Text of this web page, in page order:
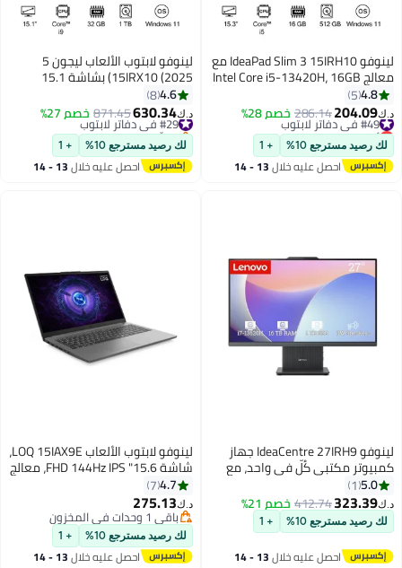
لينوفو IdeaPad Slim 3 15IRH10 مع
معالج Intel Core i5-13420H، 16GB
UHD المدمجة، شاشة 15.3"
WUXGA 60Hz، ويندوز 11
[83K100GDAX]
4.8
5
د.ك‏204.09
286.14خصم 28% #49 في دفاتر لابتوب
أقل سعر في 30 يوم
#49 في دفاتر لابتوب
لك رصيد مسترجع 10% + 1
احصل عليه خلال 13 - 14
لينوفو لابتوب الألعاب ليجون 5
15IRX10 (2025) بشاشة 15.1
14900HX/32 جيجابايت رام/1
جيجابايت NVIDIA GeForce RTX
5070/ويندوز 11
4.6
8
د.ك‏630.34
871.45خصم 27% #29 في دفاتر لابتوب
بتخلّص بسرعة
#29 في دفاتر لابتوب
لك رصيد مسترجع 10% + 1
احصل عليه خلال 13 - 14
لينوفو IdeaCentre 27IRH9 جهاز
كمبيوتر مكتبي كُلّ في واحد، مع
معالج Intel Core i7-13620H من
الجيل الثالث عشر، رسومات Intel®
UHD، 16GB ذاكرة DDR5، 1TB SSD
M.2، شاشة 27 بوصة FHD، مكبر
صوت 3Wx2، ويندوز 11 برو
5.0
1
د.ك‏323.39
412.74خصم 21%
لك رصيد مسترجع 10% + 1
احصل عليه خلال 13 - 14
لينوفو لابتوب الألعاب LOQ 15IAX9E،
شاشة 15.6" FHD 144Hz IPS، معالج
Intel Core i5-12450HX، 16GB
لوحة مفاتيح ENG، لون لونا
4.7
7
د.ك‏275.13
باقي 1 وحدات في المخزون
باقي 1 وحدات في المخزون
لك رصيد مسترجع 10% + 1
احصل عليه خلال 13 - 14